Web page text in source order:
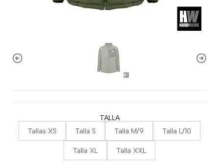
TALLA
Tallas XS Talla S Talla M/9 Talla L/10
Talla XL Talla XXL